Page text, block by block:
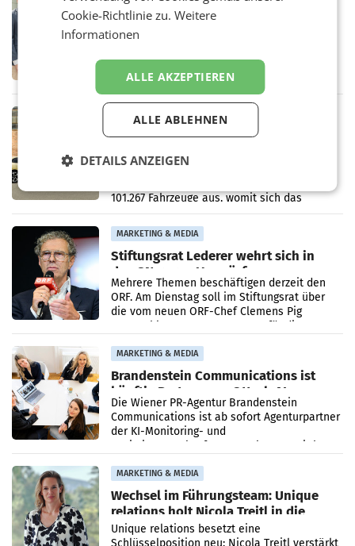
Alles bereit für den Wechsel: Jürgen
Albrecht setzt ab 1.1.2027 auf Adeg
WIENER NEUDORF. – Die geplante
Vorarlberger Kaufmann Jürgen Albrecht ist
kartellrechtlich freigegeben: Die
Bundeswettbewerbsbehörde und der
Rekordergebnis im Juli: Leapmotor
überschreitet die 100.000er-Marke
– Im Juli 2026 erreichte Leapmotor einen
101.267 Fahrzeuge aus, womit sich das
Ergebnis gegenüber Juli 2025 mehr als
verdoppelte (+102
MARKETING & MEDIA
Stiftungsrat Lederer wehrt sich in
den SN gegen Vorwürfe
Mehrere Themen beschäftigen derzeit den
ORF. Am Dienstag soll im Stiftungsrat über
die vom neuen ORF-Chef Clemens Pig
vorgeschlagenen Besetzungen für die
MARKETING & MEDIA
Brandenstein Communications ist
künftig Partner von OtterlyAI
Die Wiener PR-Agentur Brandenstein
Communications ist ab sofort Agenturpartner
der KI-Monitoring- und
Optimierungsplattform OtterlyAI. Damit baut
MARKETING & MEDIA
Wechsel im Führungsteam: Unique
relations holt Nicola Treitl in die
Geschäftsleitung
Unique relations besetzt eine
Cookie-Richtlinie zu.Weitere
Informationen
ALLE AKZEPTIEREN
ALLE ABLEHNEN
DETAILS ANZEIGEN